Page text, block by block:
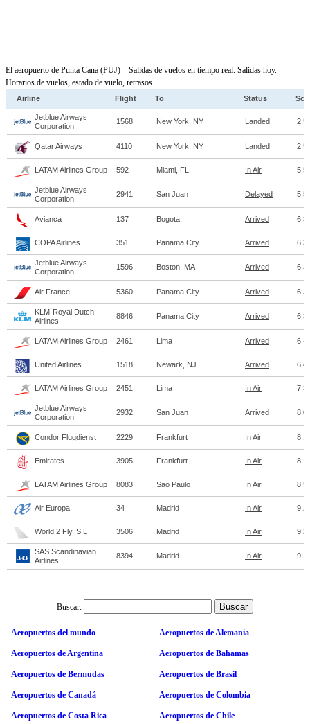
El aeropuerto de Punta Cana (PUJ) – Salidas de vuelos en tiempo real. Salidas hoy.
Horarios de vuelos, estado de vuelo, retrasos.
Buscar:
Aeropuertos del mundo Aeropuertos de Alemania
Aeropuertos de Argentina Aeropuertos de Bahamas
Aeropuertos de Bermudas Aeropuertos de Brasil
Aeropuertos de Canadá Aeropuertos de Colombia
Aeropuertos de Costa Rica Aeropuertos de Chile